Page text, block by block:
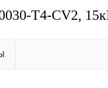
T4-CV2,